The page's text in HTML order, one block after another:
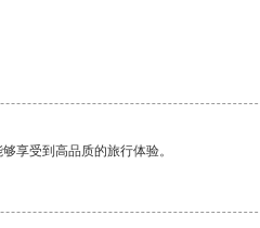
享受到高品质的旅行体验。